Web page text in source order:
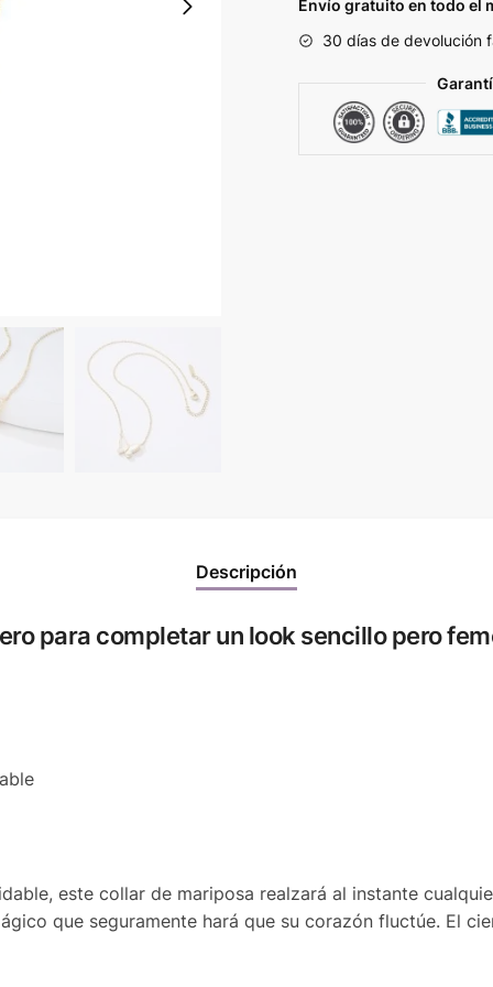
cantidad
Envío gratuito en todo el
30 días de devolución
Descripción
para completar un look sencillo pero
este collar de mariposa realzará al instante
que seguramente hará que su corazón fluctúe. El